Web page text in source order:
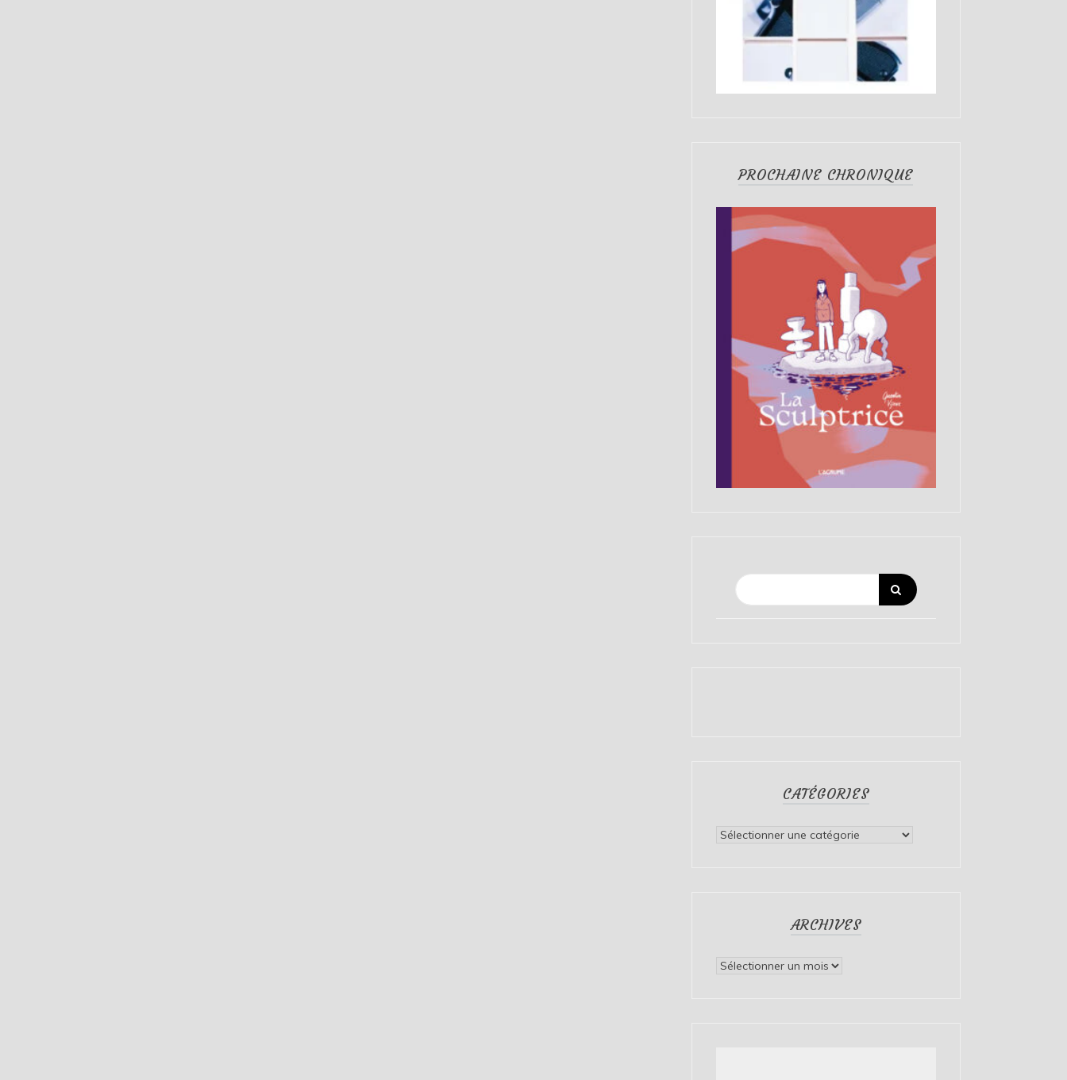
PROCHAINE CHRONIQUE
CATÉGORIES
Catégories
ARCHIVES
Archives